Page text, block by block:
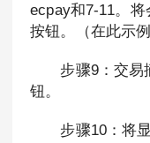
ecpay和7-11。
按钮。（在此示
步骤9：交易摘
钮。
步骤10：将显